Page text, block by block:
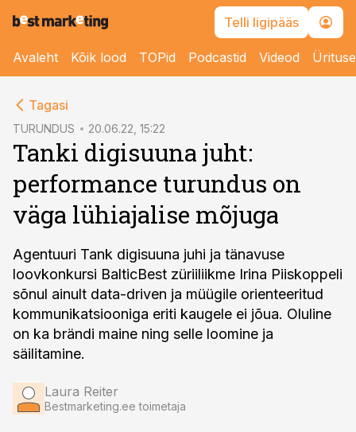
Telli ligipääs
Avaleht Kõik lood TOPid Podcastid Videod
Tagasi
TURUNDUS 20.06.22, 15:22
Tanki digisuuna juht:
performance turundus on
väga lühiajalise mõjuga
Agentuuri Tank digisuuna juhi ja tänavuse
loovkonkursi BalticBest züriiliikme Irina Piiskoppeli
sõnul ainult data-driven ja müügile orienteeritud
kommunikatsiooniga eriti kaugele ei jõua. Oluline
on ka brändi maine ning selle loomine ja
säilitamine.
Laura Reiter
Bestmarketing.ee toimetaja